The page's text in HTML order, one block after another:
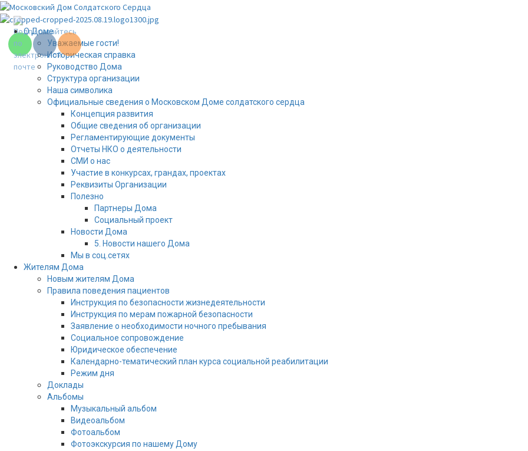
Перейти
к
содержимому
Основное
меню
О Доме
Уважаемые гости!
Историческая справка
Руководство Дома
Структура организации
Наша символика
Официальные сведения о Московском Доме солдатского сердца
Концепция развития
Общие сведения об организации
Регламентирующие документы
Отчеты НКО о деятельности
СМИ о нас
Участие в конкурсах, грандах, проектах
Реквизиты Организации
Полезно
Партнеры Дома
Социальный проект
Новости Дома
5. Новости нашего Дома
Мы в соц.сетях
Жителям Дома
Новым жителям Дома
Правила поведения пациентов
Инструкция по безопасности жизнедеятельности
Инструкция по мерам пожарной безопасности
Заявление о необходимости ночного пребывания
Социальное сопровождение
Юридическое обеспечение
Календарно-тематический план курса социальной реабилитации
Режим дня
Доклады
Альбомы
Музыкальный альбом
Видеоальбом
Фотоальбом
Фотоэкскурсия по нашему Дому